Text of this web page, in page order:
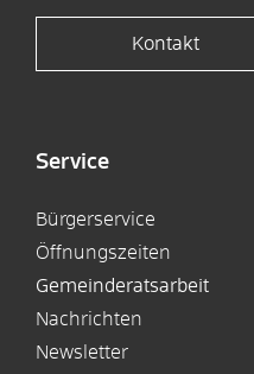
Kontakt
Service
Bürgerservice
Öffnungszeiten
Gemeinderatsarbeit
Nachrichten
Newsletter